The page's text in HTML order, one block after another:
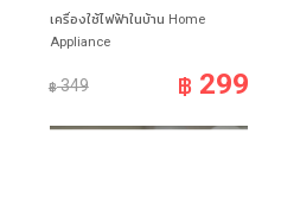
เครื่องใช้ไฟฟ้าในบ้าน Home
Appliance
฿349 ฿ 299